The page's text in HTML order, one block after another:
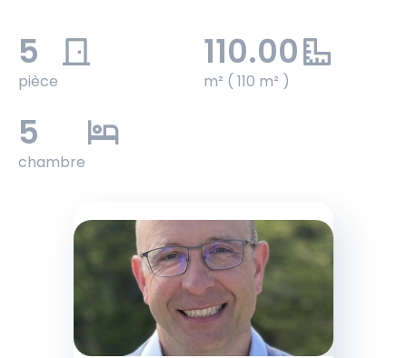
5
pièce
110.00
m² ( 110 m² )
5
chambre